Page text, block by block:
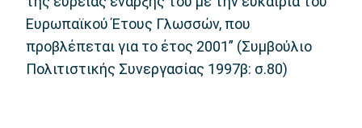
Ευρωπαϊκού Έτους Γλωσσών, που
προβλέπεται για το έτος 2001” (Συμβούλιο
Πολιτιστικής Συνεργασίας 1997β: σ.80)